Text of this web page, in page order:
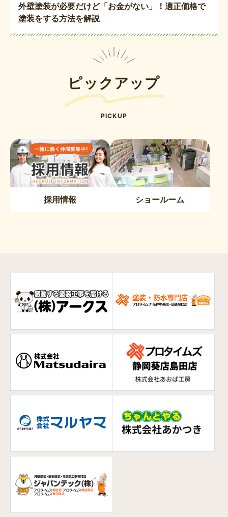
外壁塗装が必要だけど「お金がない」！適正価格で
塗装をする方法を解説
ピックアップ
PICKUP
採用情報 ショールーム